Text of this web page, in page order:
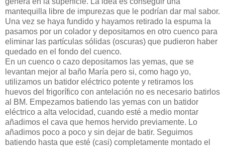
mantequilla libre de impurezas que le podrían dar mal sabor.
Una vez se haya fundido y hayamos retirado la espuma la
pasamos por un colador y depositamos en otro cuenco para
eliminar las partículas sólidas (oscuras) que pudieron haber
quedado en el fondo del cuenco.
En un cuenco o cazo depositamos las yemas, que se
levantan mejor al baño María pero si, como hago yo,
utilizamos un batidor eléctrico potente y retiramos los
huevos del frigorífico con antelación no es necesario batirlos
al BM. Empezamos batiendo las yemas con un batidor
eléctrico a alta velocidad, cuando esté a medio montar
añadimos el cava que hemos hervido previamente. Lo
añadimos poco a poco y sin dejar de batir. Seguimos
batiendo hasta que esté (casi) completamente montado el